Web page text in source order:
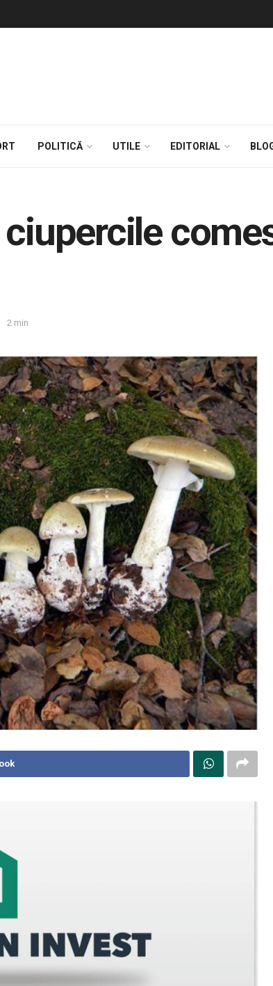
POLITICĂ UTILE EDITORIAL
2 min